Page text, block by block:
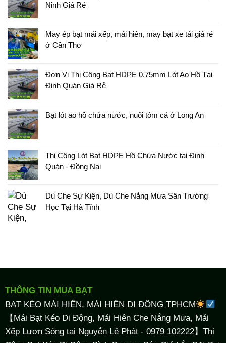
Ninh Giá Rẻ
May ép bạt mái xếp, mái hiên, may bạt xe tải giá rẻ
ở Cần Thơ
Đơn Vị Thi Công Bạt HDPE 0.75mm Lót Ao Hồ Tại
Định Quán Giá Rẻ
Bạt lót ao hồ chứa nước, nuôi tôm cá ở Long An
Thi Công Lót Bạt HDPE Hồ Chứa Nước tại Định
Quán - Đồng Nai
Dù Che Sự Kiện, Dù Che Nắng Mưa Sân Trường
Học Tại Hà Tĩnh
THÔNG TIN MUA BẠT
BẠT KÉO MÁI HIÊN, MÁI HIÊN DI ĐỘNG TPHCM
【Mái Bạt Kéo Di Động, Mái Hiên Che Nắng Mưa, Mái
Xếp Lượn Sóng tại Nguyễn Lê Phát - 0979 102222】Thi